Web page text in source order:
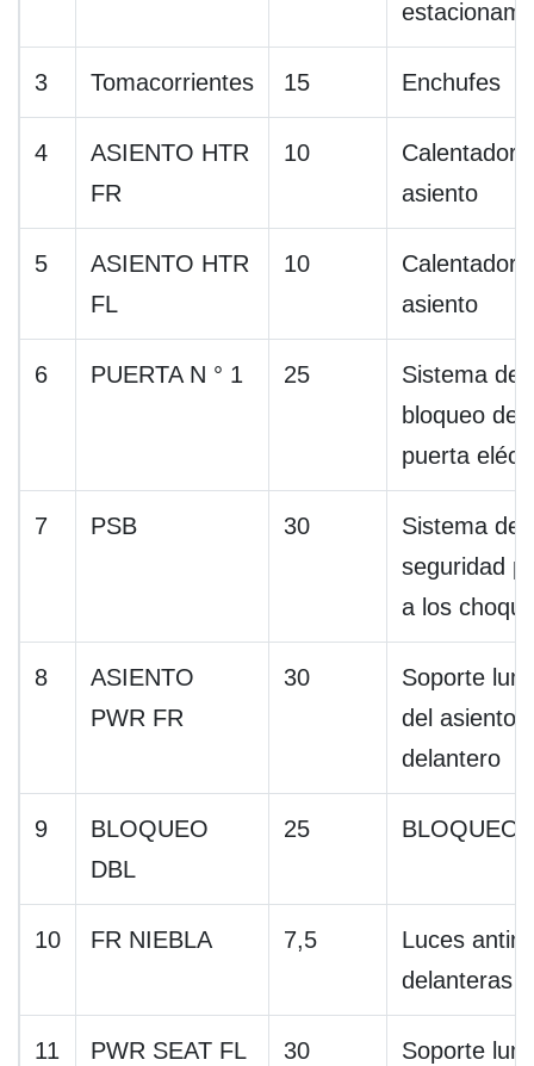
3 Tomacorrientes 15 Enchufes
4
ASIENTO HTR
FR
10
Calentador
asiento
5
ASIENTO HTR
FL
10
Calentador
asiento
6 PUERTA N ° 1 25
Sistema de
bloqueo de
puerta
7 PSB 30
Sistema de
seguridad
a los
8
ASIENTO
PWR FR
30
Soporte
del asiento
delantero
9
BLOQUEO
DBL
25 BLOQUEO
10 FR NIEBLA 7,5
Luces
delanteras
11 PWR SEAT FL 30
Soporte